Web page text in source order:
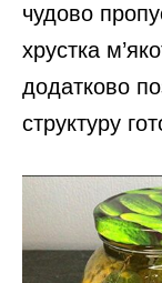
чудово
хрустка
додатково
структуру